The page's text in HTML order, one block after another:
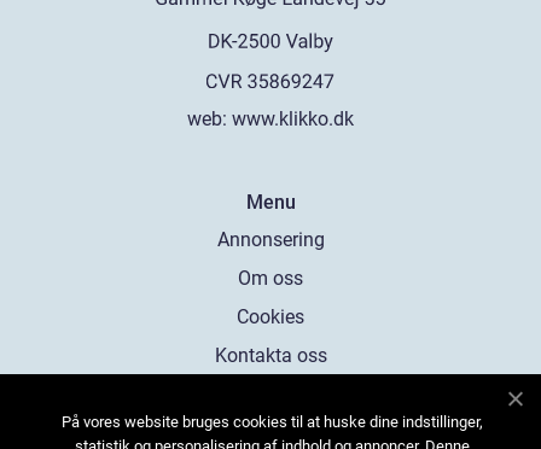
web: www.klikko.dk
Menu
Annonsering
Om oss
Cookies
Kontakta oss
På vores website bruges cookies til at huske dine indstillinger,